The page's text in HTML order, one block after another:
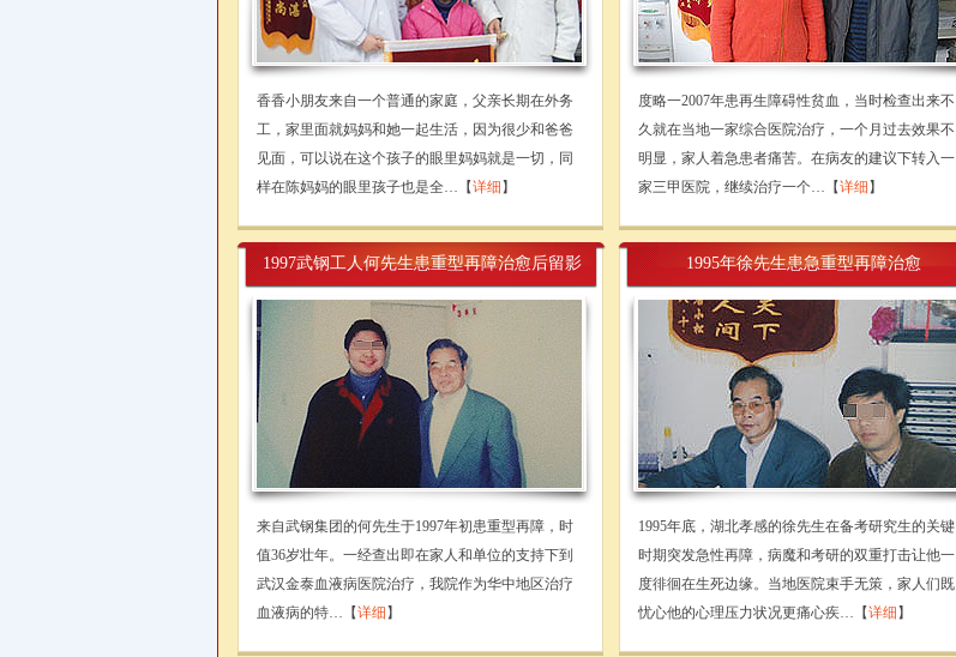
香香小朋友来自一个普通的家庭，父亲长期在外务
工，家里面就妈妈和她一起生活，因为很少和爸爸
见面，可以说在这个孩子的眼里妈妈就是一切，同
样在陈妈妈的眼里孩子也是全…【详细 】
度略一2007年患再生障碍性贫血，当时检查出来不
久就在当地一家综合医院治疗，一个月过去效果不
明显，家人着急患者痛苦。在病友的建议下转入一
家三甲医院，继续治疗一个…【详细 】
1997武钢工人何先生患重型再障治愈后留影
来自武钢集团的何先生于1997年初患重型再障，时
值36岁壮年。一经查出即在家人和单位的支持下到
武汉金泰血液病医院治疗，我院作为华中地区治疗
血液病的特…【详细 】
1995年徐先生患急重型再障治愈
1995年底，湖北孝感的徐先生在备考研究生的关键
时期突发急性再障，病魔和考研的双重打击让他一
度徘徊在生死边缘。当地医院束手无策，家人们既
忧心他的心理压力状况更痛心疾…【详细 】